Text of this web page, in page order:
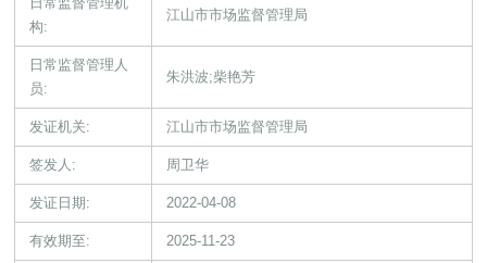
构:
江山市市场监督管理局
日常监督管理人
员:
朱洪波;柴艳芳
发证机关: 江山市市场监督管理局
签发人: 周卫华
发证日期: 2022-04-08
有效期至: 2025-11-23